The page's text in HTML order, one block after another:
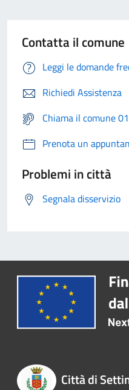
Contatta il comune
Leggi le domande
Richiedi Assistenza
Chiama il comune
Prenota un
Problemi in città
Segnala disservizio
Città di